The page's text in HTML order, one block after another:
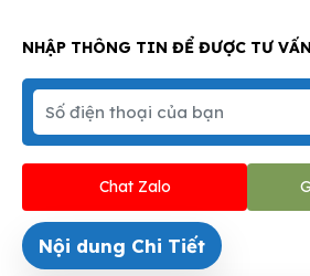
NHẬP THÔNG TIN ĐỂ ĐƯỢC TƯ VẤN
Chat Zalo
Nội dung Chi Tiết